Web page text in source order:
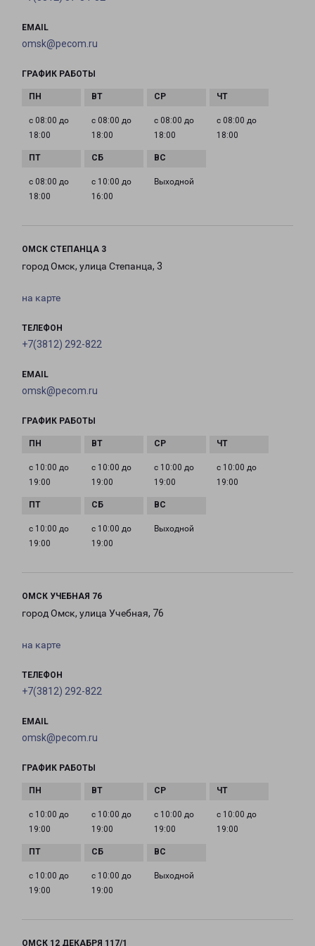
EMAIL
omsk@pecom.ru
ГРАФИК РАБОТЫ
с 08:00 до
18:00
с 08:00 до
18:00
с 08:00 до
18:00
с 08:00 до
18:00
с 08:00 до
18:00
с 10:00 до
16:00
Выходной
ОМСК СТЕПАНЦА 3
город Омск, улица Степанца, 3
на карте
ТЕЛЕФОН
+7(3812) 292-822
EMAIL
omsk@pecom.ru
ГРАФИК РАБОТЫ
с 10:00 до
19:00
с 10:00 до
19:00
с 10:00 до
19:00
с 10:00 до
19:00
с 10:00 до
19:00
с 10:00 до
19:00
Выходной
ОМСК УЧЕБНАЯ 76
город Омск, улица Учебная, 76
на карте
ТЕЛЕФОН
+7(3812) 292-822
EMAIL
omsk@pecom.ru
ГРАФИК РАБОТЫ
с 10:00 до
19:00
с 10:00 до
19:00
с 10:00 до
19:00
с 10:00 до
19:00
с 10:00 до
19:00
с 10:00 до
19:00
Выходной
ОМСК 12 ДЕКАБРЯ 117/1